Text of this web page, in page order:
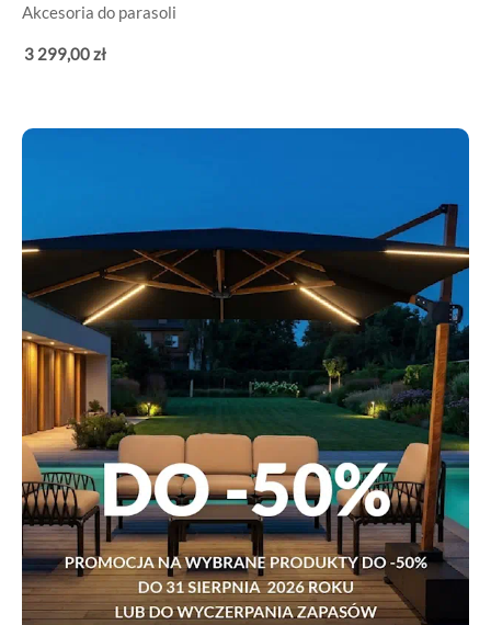
Akcesoria do parasoli
3 299,00zł